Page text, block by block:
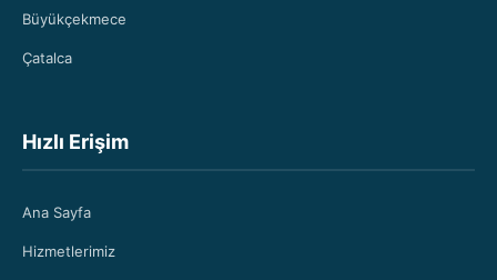
Büyükçekmece
Çatalca
Hızlı Erişim
Ana Sayfa
Hizmetlerimiz